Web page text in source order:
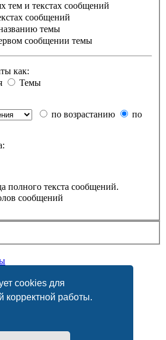
cookies для
корректной работы.
тем и текстах сообщений
сообщений
темы
сообщении темы
как:
Темы
по возрастанию
по
полного текста сообщений.
сообщений